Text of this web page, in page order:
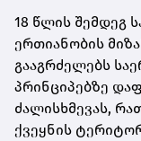
18 წლის შემდეგ
ერთიანობის
გააგრძელებს
პრინციპებზე
ძალისხმევას,
ქვეყნის